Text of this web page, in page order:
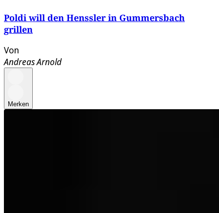
Poldi will den Henssler in Gummersbach
grillen
Von
Andreas Arnold
Merken